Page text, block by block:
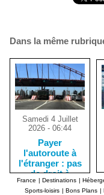
Dans la même
Samedi 4 Juillet
2026 - 06:44
Payer
l'autoroute à
l'étranger : pas
de droit à
l'erreur !
France | Destinations |
Sports-loisirs | Bons Plans |